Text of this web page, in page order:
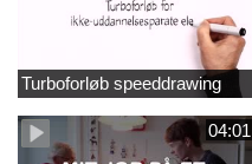
Turboforløb speeddrawing
04:01